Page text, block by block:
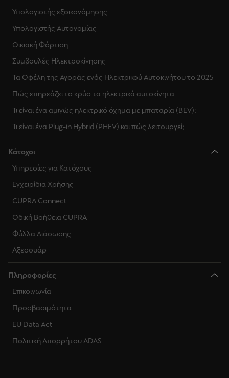
Υπολογιστής εξοικονόμησης
Υπολογιστής Αυτονομίας
Οικιακή Φόρτιση
Συμβουλές Ηλεκτροκίνησης
Τα Οφέλη της Αγοράς ενός Ηλεκτρικού Αυτοκινήτου το 2025
Πώς επηρεάζει το κρύο τα ηλεκτρικά αυτοκίνητα
Τι είναι ένα αμιγώς ηλεκτρικό όχημα με μπαταρία (BEV);
Τι είναι ένα Plug-in Hybrid (PHEV) και πώς λειτουργεί;
Κάτοχοι
Υπηρεσίες για Κατόχους
Εγχειρίδια Χρήσης
CUPRA Connect
Οδική Βοήθεια CUPRA
Φύλλα Διάσωσης
Αξεσουάρ
Πληροφορίες
Επικοινωνία
Προσβασιμότητα
EU Data Act
Πολιτική Απορρήτου ADAS